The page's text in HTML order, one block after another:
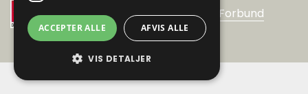
En del af Dansk Oplysnings Forbund
ACCEPTER ALLE AFVIS ALLE
VIS DETALJER